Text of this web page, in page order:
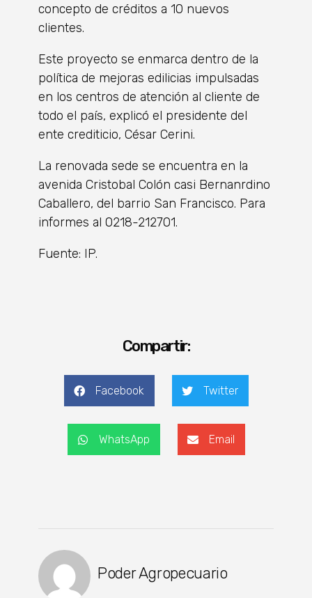
concepto de créditos a 10 nuevos
clientes.
Este proyecto se enmarca dentro de la
política de mejoras edilicias impulsadas
en los centros de atención al cliente de
todo el país, explicó el presidente del
ente crediticio, César Cerini.
La renovada sede se encuentra en la
avenida Cristobal Colón casi Bernanrdino
Caballero, del barrio San Francisco. Para
informes al 0218-212701.
Fuente: IP.
Compartir:
Facebook Twitter
WhatsApp Email
Poder Agropecuario